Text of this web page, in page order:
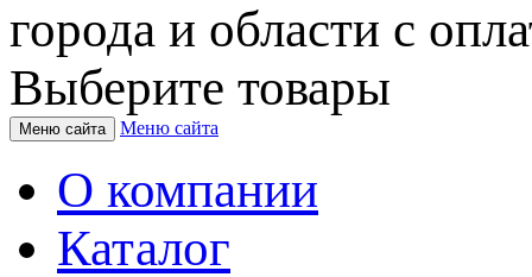
города и области с
Выберите товары
Меню сайта Меню сайта
О компании
Каталог